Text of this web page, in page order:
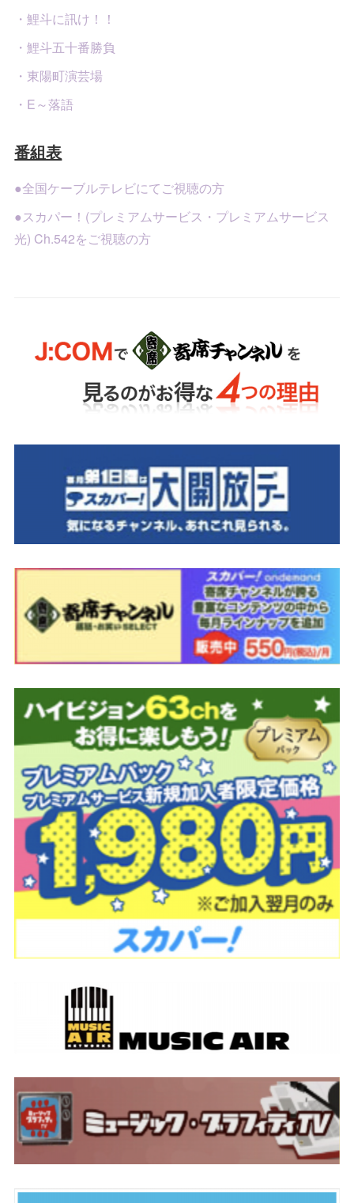
・鯉斗に訊け！！
・鯉斗五十番勝負
・東陽町演芸場
・E～落語
番組表
●全国ケーブルテレビにてご視聴の方
●スカパー！(プレミアムサービス・プレミアムサービス
光) Ch.542をご視聴の方